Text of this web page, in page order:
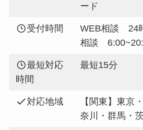
ード
受付時間
WEB相談 24
相談
最短対応
時間
最短15分
対応地域
【関東】東京
奈川・群馬・